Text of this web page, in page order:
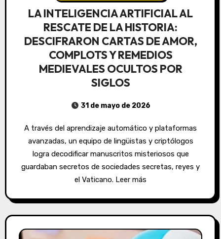
LA INTELIGENCIA ARTIFICIAL AL
RESCATE DE LA HISTORIA:
DESCIFRARON CARTAS DE AMOR,
COMPLOTS Y REMEDIOS
MEDIEVALES OCULTOS POR
SIGLOS
31 de mayo de 2026
A través del aprendizaje automático y plataformas
avanzadas, un equipo de lingüistas y criptólogos
logra decodificar manuscritos misteriosos que
guardaban secretos de sociedades secretas, reyes y
el Vaticano. Leer más